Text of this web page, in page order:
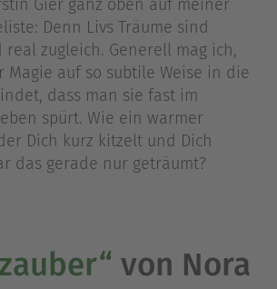
Gier ganz oben auf meiner
Denn Livs Träume sind
zugleich. Generell mag ich,
Magie auf so subtile Weise in die
dass man sie fast im
spürt. Wie ein warmer
Dich kurz kitzelt und Dich
das gerade nur geträumt?
von Nora